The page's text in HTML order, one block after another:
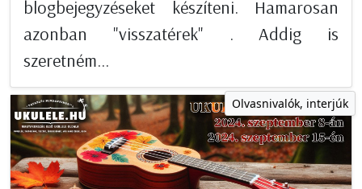
blogbejegyzéseket készíteni. Hamarosan
azonban "visszatérek" . Addig is
szeretném...
Olvasnivalók, interjúk